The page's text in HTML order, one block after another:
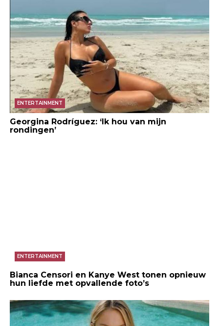
ENTERTAINMENT
Georgina Rodríguez: ‘Ik hou van mijn
rondingen’
ENTERTAINMENT
Bianca Censori en Kanye West tonen opnieuw
hun liefde met opvallende foto’s